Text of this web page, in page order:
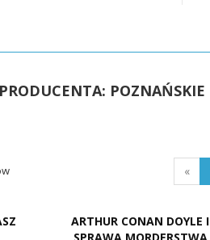
POZNAŃSKIE
«
ARTHUR CONAN DOYLE I